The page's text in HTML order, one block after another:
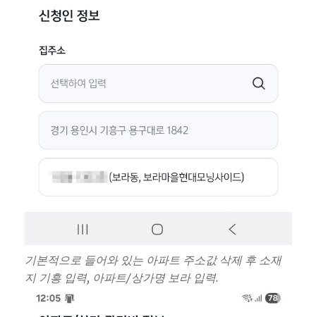
기본적으로 들어와 있는 아파트 주소값 삭제 후 소재
지 기흥 입력, 아파트/상가명 보라 입력.